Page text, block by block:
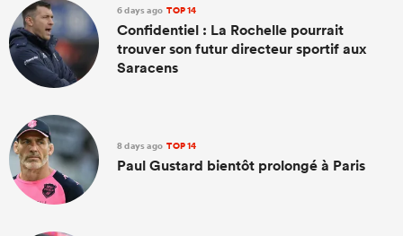
6 days ago TOP 14
Confidentiel : La Rochelle pourrait
trouver son futur directeur sportif aux
Saracens
8 days ago TOP 14
Paul Gustard bientôt prolongé à Paris